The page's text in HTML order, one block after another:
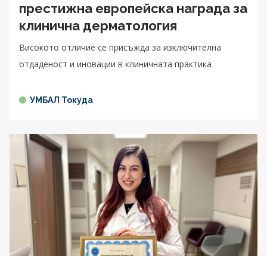
престижна европейска награда за
клинична дерматология
Високото отличие се присъжда за изключителна
отдаденост и иновации в клиничната практика
УМБАЛ Токуда